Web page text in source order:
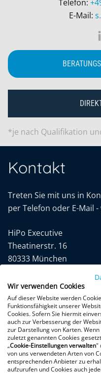
Telefon:
E-Mail:
*je nach Qualifikation
Kontakt
Treten Sie mit uns in
per Telefon oder E-Mail
HiPo Executive
Theatinerstr. 16
80333 München
Datenschutz
Wir verwenden Cookies
Auf dieser Website werden
Funktionsfähigkeit unserer
Cookies. Sofern Sie hiermit
auch zur Verbesserung der
zur Darstellung von Karten.
zuletzt genannten Cookies
„Cookie-Einstellungen verwalten"
von uns verwendeten Arten von
entsprechenden Anbieter zu
aufzurufen und Cookies auch